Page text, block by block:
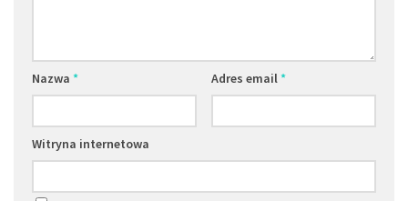
Nazwa * Adres email*
Witryna internetowa